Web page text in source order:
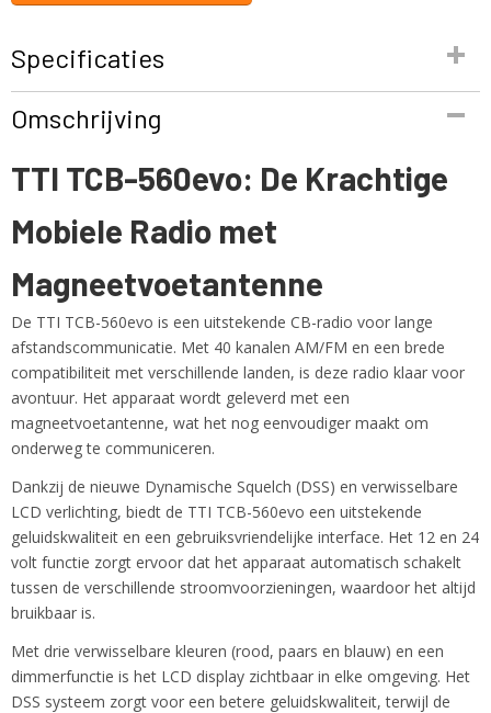
Specificaties
TTI TCB-560evo starter pack
8718375102879
TTI TCB-560evo starter pack
Netto gewicht
1,00 Kg
Omschrijving
TTI TCB-560evo: De Krachtige
Mobiele Radio met
Magneetvoetantenne
De TTI TCB-560evo is een uitstekende CB-radio voor lange
afstandscommunicatie. Met 40 kanalen AM/FM en een brede
compatibiliteit met verschillende landen, is deze radio klaar voor
avontuur. Het apparaat wordt geleverd met een
magneetvoetantenne, wat het nog eenvoudiger maakt om
onderweg te communiceren.
Dankzij de nieuwe Dynamische Squelch (DSS) en verwisselbare
LCD verlichting, biedt de TTI TCB-560evo een uitstekende
geluidskwaliteit en een gebruiksvriendelijke interface. Het 12 en 24
volt functie zorgt ervoor dat het apparaat automatisch schakelt
tussen de verschillende stroomvoorzieningen, waardoor het altijd
bruikbaar is.
Met drie verwisselbare kleuren (rood, paars en blauw) en een
dimmerfunctie is het LCD display zichtbaar in elke omgeving. Het
DSS systeem zorgt voor een betere geluidskwaliteit, terwijl de